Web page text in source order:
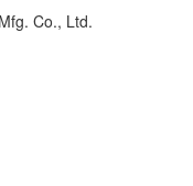
Co., Ltd.